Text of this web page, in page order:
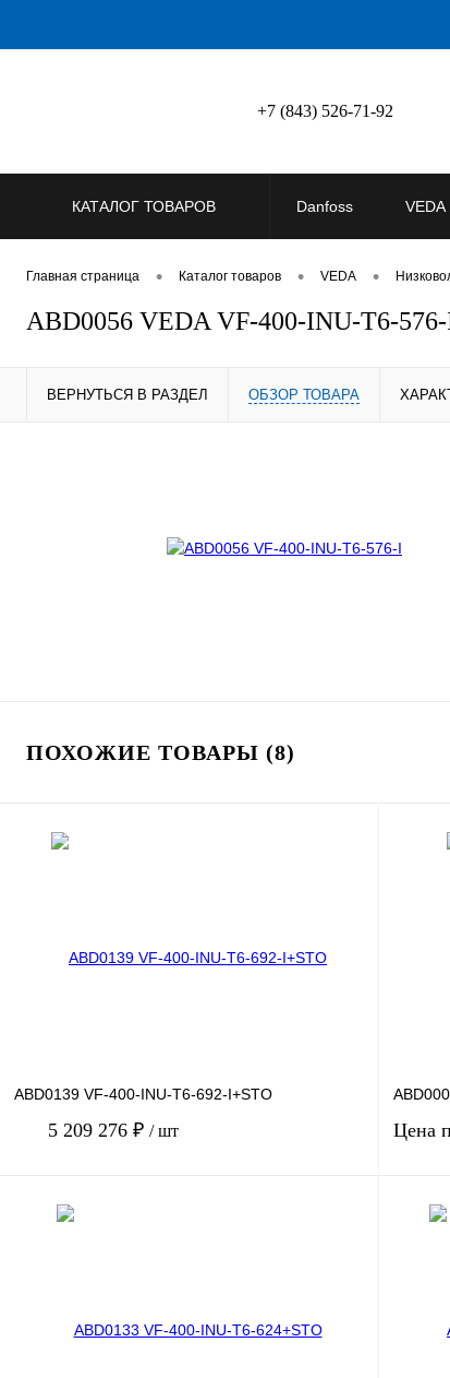
+7 (843) 526-71-92
КАТАЛОГ ТОВАРОВ Danfoss VEDA
Главная страница • Каталог товаров • VEDA •
ABD0056 VEDA VF-400-INU-T6-
ВЕРНУТЬСЯ В РАЗДЕЛ ОБЗОР ТОВАРА
ПОХОЖИЕ ТОВАРЫ (8)
ABD0139 VF-400-INU-T6-692-I+STO
5 209 276 ₽ / шт Цена